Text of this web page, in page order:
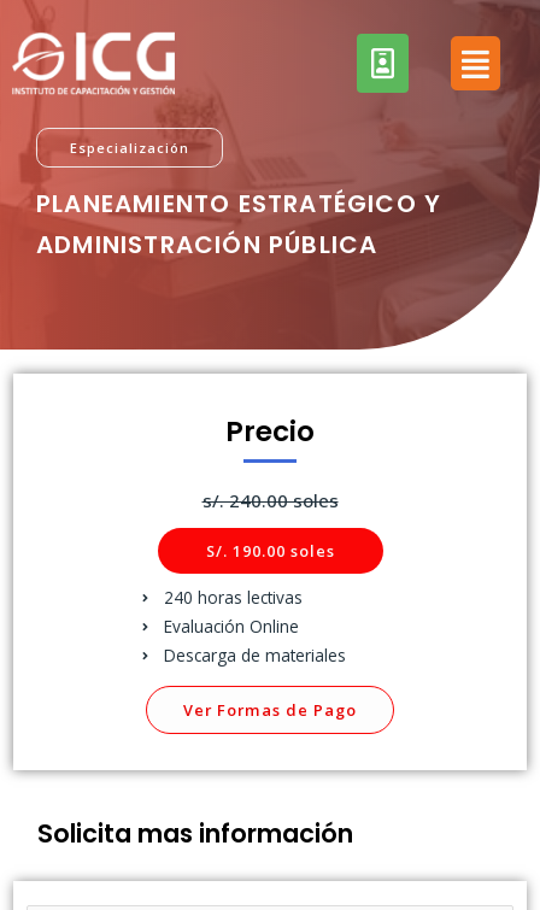
Especialización
PLANEAMIENTO ESTRATÉGICO Y
ADMINISTRACIÓN PÚBLICA
Precio
s/. 240.00 soles
S/. 190.00 soles
240 horas lectivas
Evaluación Online
Descarga de materiales
Ver Formas de Pago
Solicita mas información